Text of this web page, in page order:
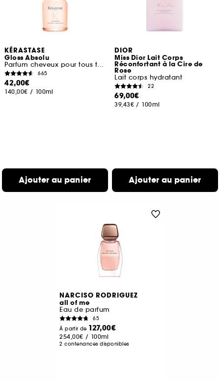
KÉRASTASE
Gloss Absolu
Parfum cheveux pour tous types de cheveux
665
42,00€
140,00€ / 100ml
Ajouter au panier
DIOR
Miss Dior Lait Corps
Réconfortant à la Cire de
Rose
Lait corps hydratant
22
69,00€
39,43€ / 100ml
Ajouter au panier
NARCISO RODRIGUEZ
all of me
Eau de parfum
65
À partir de 127,00€
254,00€ / 100ml
2 contenances disponibles